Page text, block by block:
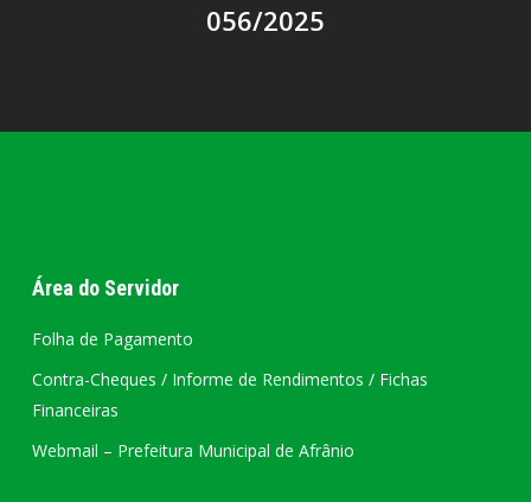
056/2025
Área do Servidor
Folha de Pagamento
Contra-Cheques / Informe de Rendimentos / Fichas
Financeiras
Webmail – Prefeitura Municipal de Afrânio